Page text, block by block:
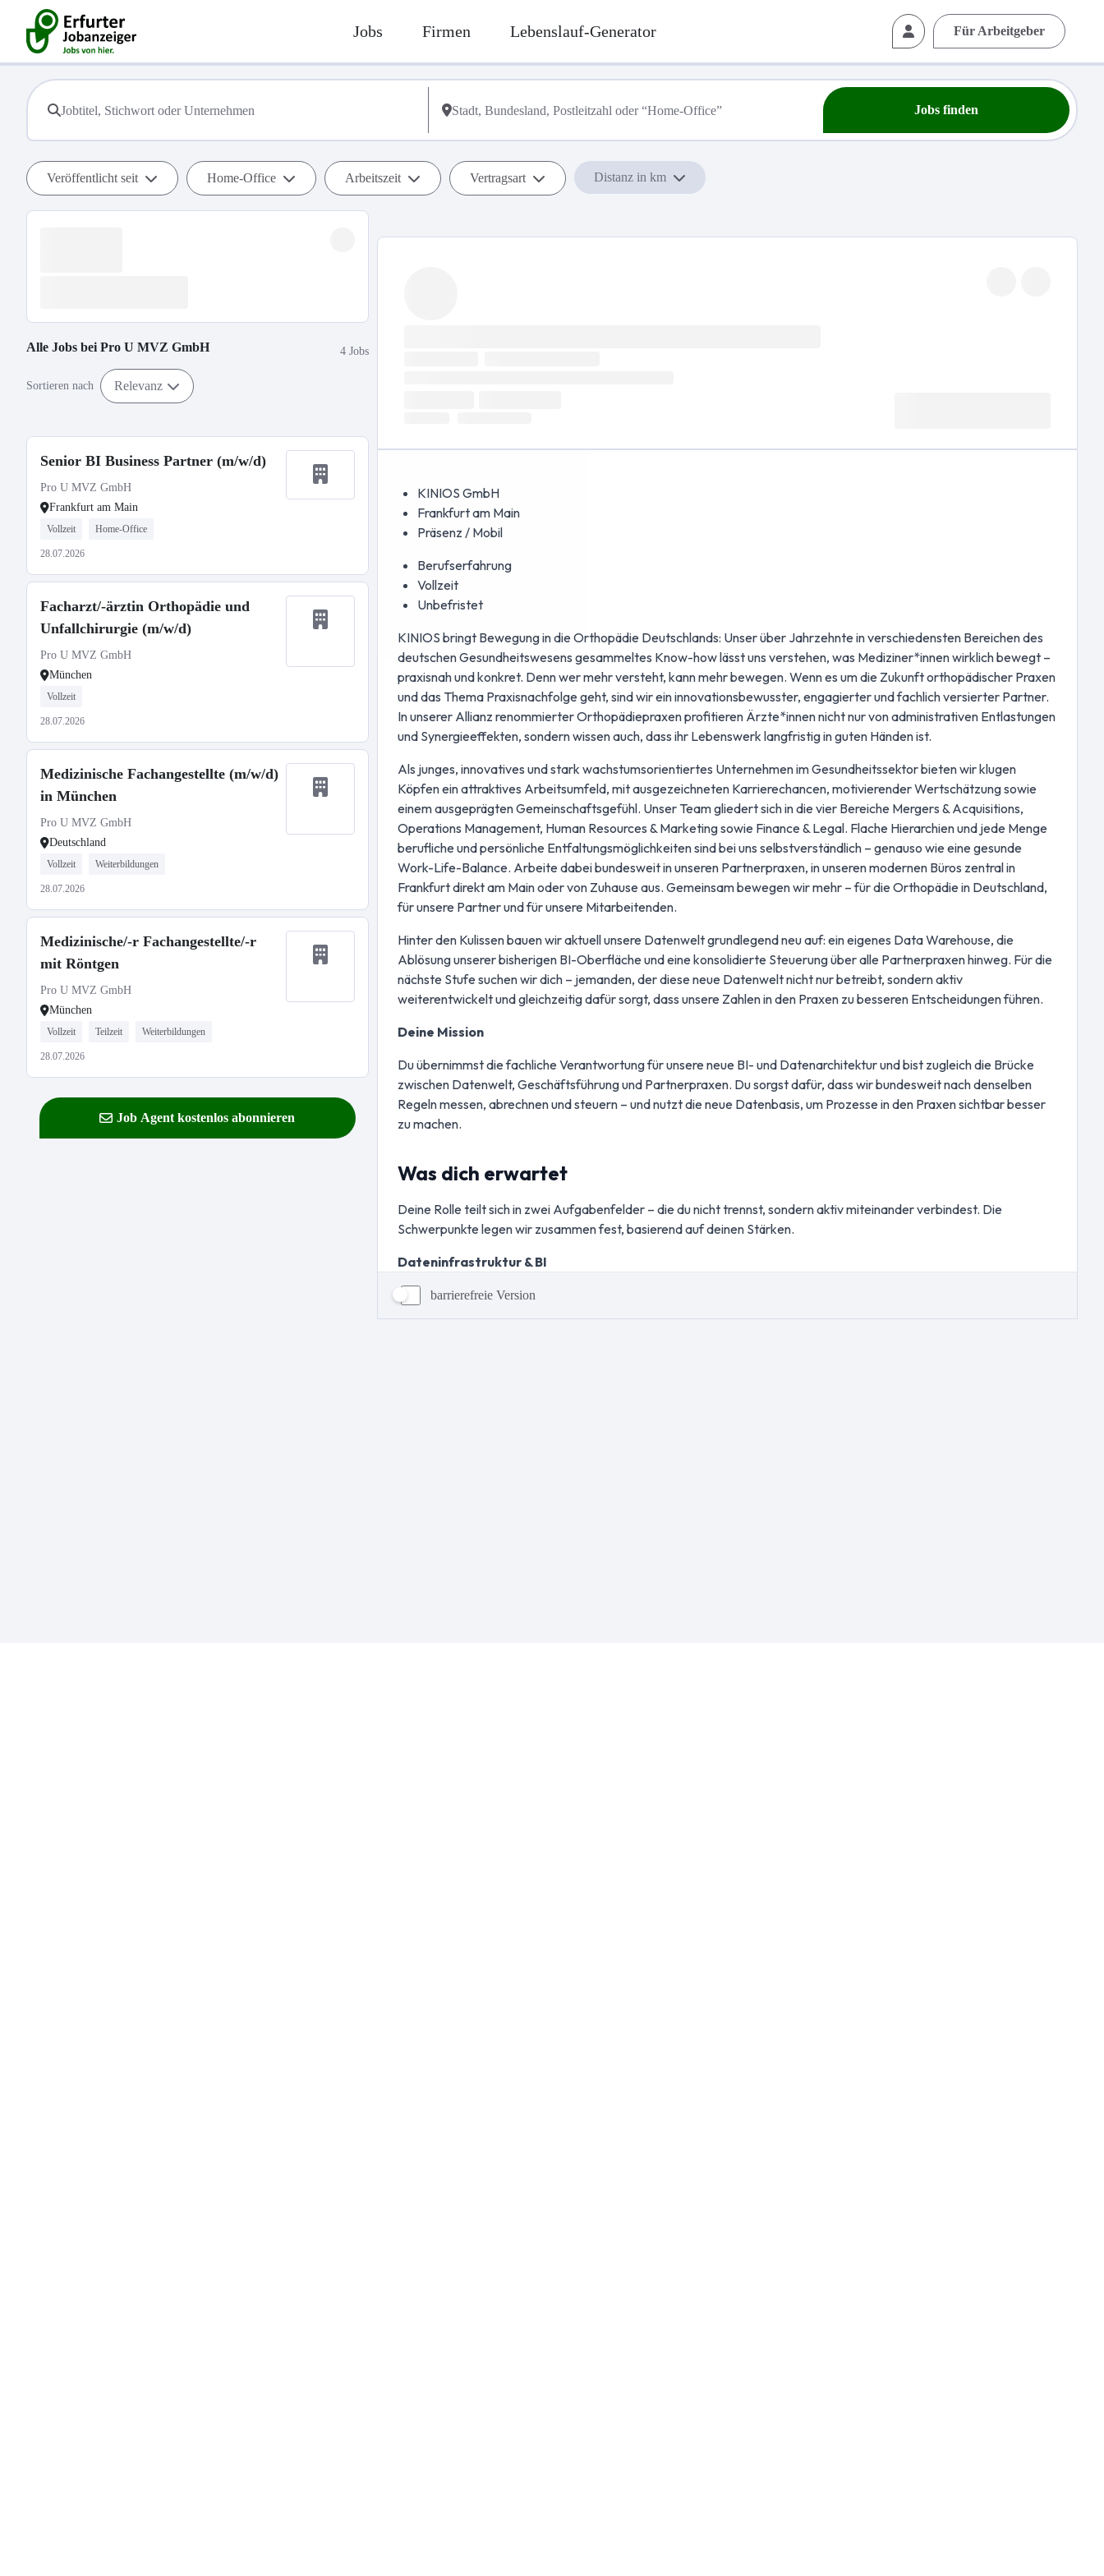
Jobs Firmen Lebenslauf-Generator Für Arbeitgeber
Jobs finden
Veröffentlicht seit Home-Office Arbeitszeit Vertragsart Distanz in km
Alle Jobs bei Pro U MVZ GmbH 4 Jobs
Sortieren nach Relevanz
Senior BI Business Partner (m/w/d)
Pro U MVZ GmbH
Frankfurt am Main
Vollzeit Home-Office
28.07.2026
Facharzt/-ärztin Orthopädie und
Unfallchirurgie (m/w/d)
Pro U MVZ GmbH
München
Vollzeit
28.07.2026
Medizinische Fachangestellte (m/w/d)
in München
Pro U MVZ GmbH
Deutschland
Vollzeit Weiterbildungen
28.07.2026
Medizinische/-r Fachangestellte/-r
mit Röntgen
Pro U MVZ GmbH
München
Vollzeit Teilzeit Weiterbildungen
28.07.2026
Job Agent kostenlos abonnieren
barrierefreie Version